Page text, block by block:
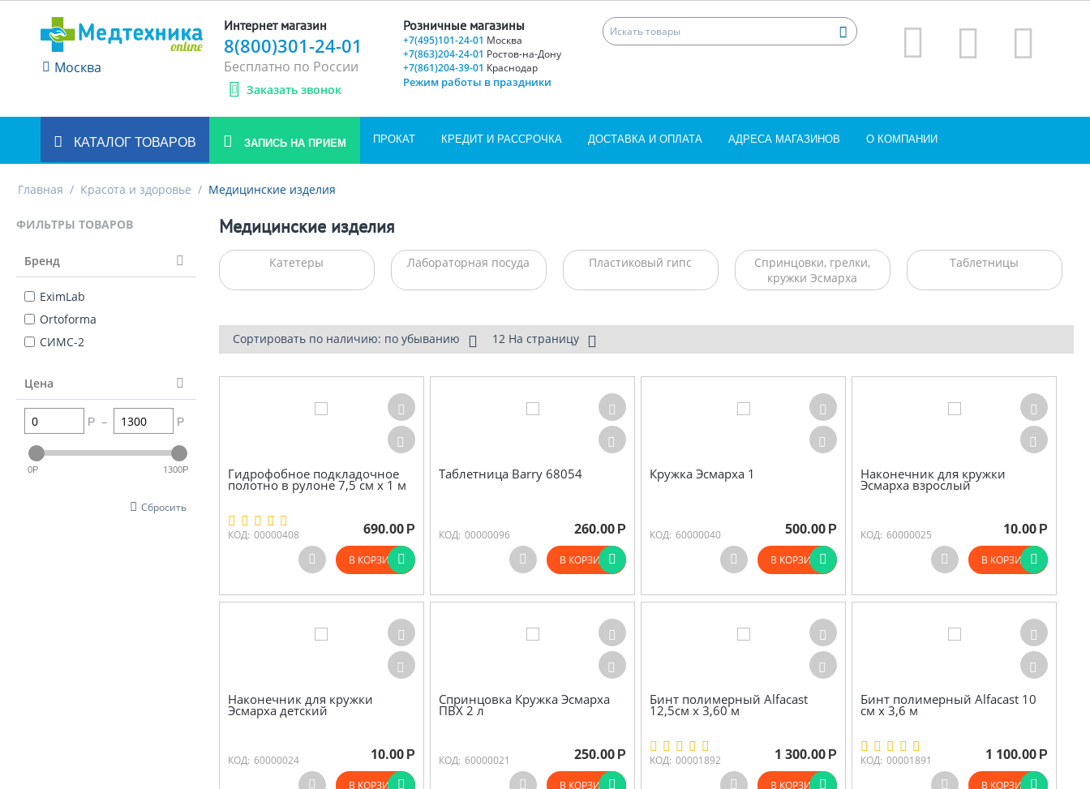
Москва
Интернет магазин
8(800)301-24-01
Бесплатно по России
Заказать звонок
Розничные магазины
+7(495)101-24-01 Москва
+7(863)204-24-01 Ростов-на-Дону
+7(861)204-39-01 Краснодар
Режим работы в праздники
КАТАЛОГ ТОВАРОВ ЗАПИСЬ НА ПРИЕМ ПРОКАТ КРЕДИТ И РАССРОЧКА ДОСТАВКА И ОПЛАТА АДРЕСА МАГАЗИНОВ О КОМПАНИИ
Главная / Красота и здоровье / Медицинские изделия
ФИЛЬТРЫ ТОВАРОВ
Бренд
EximLab
Ortoforma
СИМС-2
Цена
Р – Р
0Р 1300Р
Сбросить
Медицинские изделия
Катетеры Лабораторная посуда Пластиковый гипс
Спринцовки, грелки,
кружки Эсмарха
Таблетницы
Сортировать по наличию: по убыванию 12 На страницу
Гидрофобное подкладочное
полотно в рулоне 7,5 см х 1 м
КОД: 00000408 690.00 Р
В КОРЗИНУ
Таблетница Barry 68054
КОД: 00000096 260.00 Р
В КОРЗИНУ
Кружка Эсмарха 1
КОД: 60000040 500.00 Р
В КОРЗИНУ
Наконечник для кружки
Эсмарха взрослый
КОД: 60000025 10.00 Р
В КОРЗИНУ
Наконечник для кружки
Эсмарха детский
КОД: 60000024 10.00 Р
В КОРЗИНУ
Спринцовка Кружка Эсмарха
ПВХ 2 л
КОД: 60000021 250.00 Р
В КОРЗИНУ
Бинт полимерный Alfacast
12,5см х 3,60 м
КОД: 00001892 1 300.00 Р
В КОРЗИНУ
Бинт полимерный Alfacast 10
см х 3,6 м
КОД: 00001891 1 100.00 Р
В КОРЗИНУ